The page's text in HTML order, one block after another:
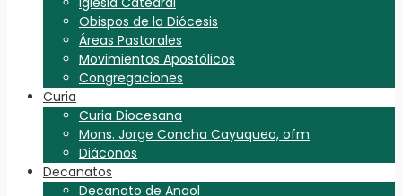
Obispos de la Diócesis
Áreas Pastorales
Movimientos Apostólicos
Congregaciones
Curia
Curia Diocesana
Mons. Jorge Concha Cayuqueo, ofm
Diáconos
Decanatos
Decanato de Angol